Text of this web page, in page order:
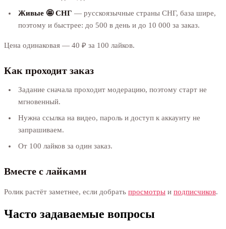
Живые 🤩 СНГ — русскоязычные страны СНГ, база шире,
поэтому и быстрее: до 500 в день и до 10 000 за заказ.
Цена одинаковая — 40 ₽ за 100 лайков.
Как проходит заказ
Задание сначала проходит модерацию, поэтому старт не
мгновенный.
Нужна ссылка на видео, пароль и доступ к аккаунту не
запрашиваем.
От 100 лайков за один заказ.
Вместе с лайками
Ролик растёт заметнее, если добрать просмотры и подписчиков.
Часто задаваемые вопросы